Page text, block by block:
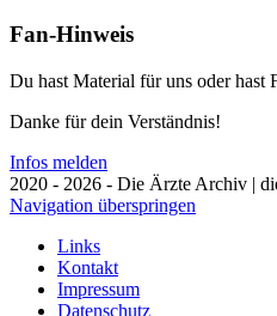
Fan-Hinweis
Du hast Material für uns oder hast
Danke für dein Verständnis!
Infos melden
2020 - 2026 - Die Ärzte Archiv |
Navigation überspringen
Links
Kontakt
Impressum
Datenschutz